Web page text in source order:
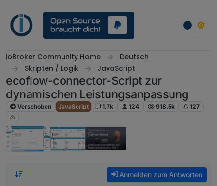
ioBroker Community Home
Deutsch
Skripten / Logik
JavaScript
ecoflow-connector-Script zur
dynamischen Leistungsanpassung
Verschoben JavaScript 1.7k 124 918.5k 127
Anmelden zum Antworten